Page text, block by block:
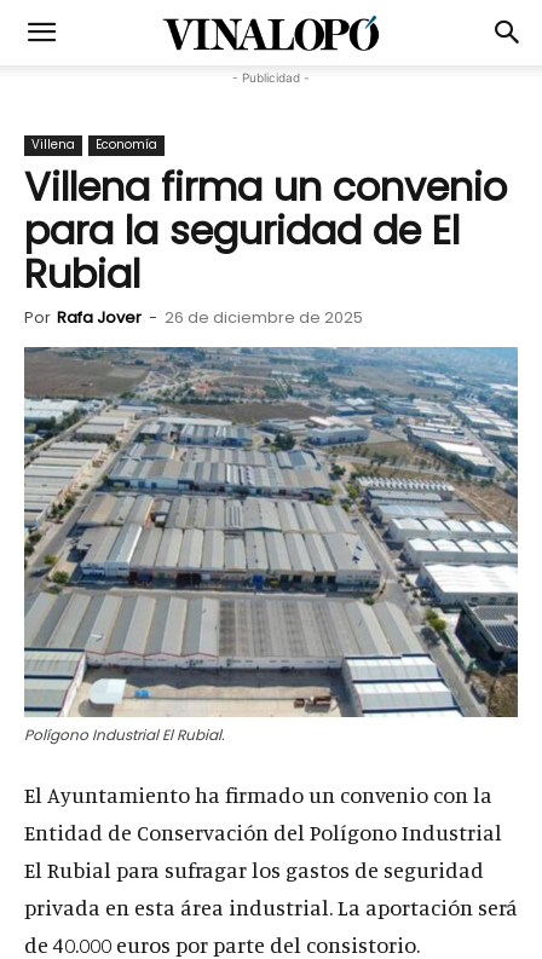
- Publicidad -
Villena Economía
Villena firma un convenio
para la seguridad de El
Rubial
Por Rafa Jover - 26 de diciembre de 2025
Polígono Industrial El Rubial.
El Ayuntamiento ha firmado un convenio con la
Entidad de Conservación del Polígono Industrial
El Rubial para sufragar los gastos de seguridad
privada en esta área industrial. La aportación será
de 40.000 euros por parte del consistorio.